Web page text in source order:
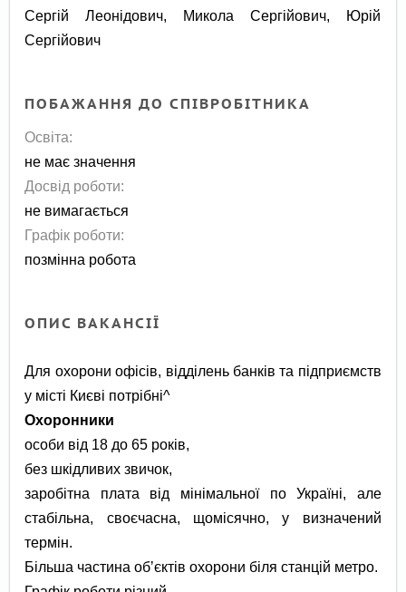
Сергій Леонідович, Микола Сергійович, Юрій
Сергійович
ПОБАЖАННЯ ДО СПІВРОБІТНИКА
Освіта:
не має значення
Досвід роботи:
не вимагається
Графік роботи:
позмінна робота
ОПИС ВАКАНСІЇ
Для охорони офісів, відділень банків та підприємств
у місті Києві потрібні^
Охоронники
особи від 18 до 65 років,
без шкідливих звичок,
заробітна плата від мінімальної по Україні, але
стабільна, своєчасна, щомісячно, у визначений
термін.
Більша частина обʼєктів охорони біля станцій метро.